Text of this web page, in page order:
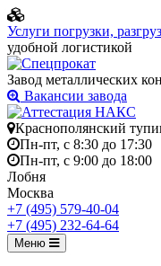
Услуги погрузки,
удобной логистикой
Завод металлических
Вакансии завода
Краснополянский
Пн-пт, с 8:30 до 17:30
Пн-пт, с 9:00 до 18:00
Лобня
Москва
+7 (495) 579-40-04
+7 (495) 232-64-64
Меню